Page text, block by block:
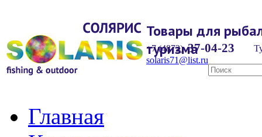
Товары для
туризма
+7 (4872) 37-04-23
solaris71@list.ru
Главная